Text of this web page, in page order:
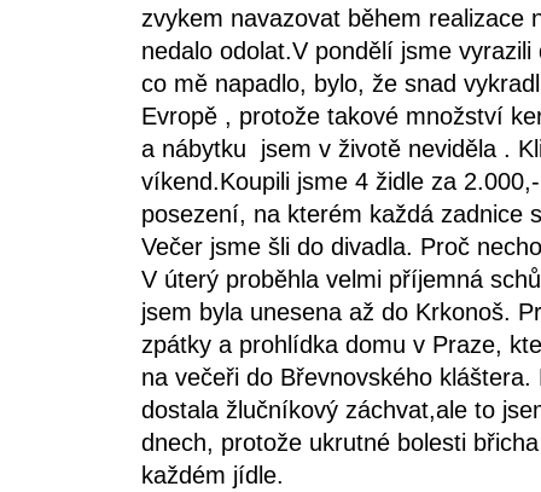
zvykem navazovat během realizace
nedalo odolat.V pondělí jsme
co mě napadlo, bylo, že snad
Evropě , protože takové množství
a nábytku jsem v životě neviděla .
víkend.Koupili jsme 4 židle za
posezení, na kterém každá zadnice
Večer jsme šli do divadla. Proč
V úterý proběhla velmi příjemná
jsem byla unesena až do Krkonoš.
zpátky a prohlídka domu v Praze,
na večeři do Břevnovského
dostala žlučníkový záchvat,ale to
dnech, protože ukrutné bolesti
každém jídle.